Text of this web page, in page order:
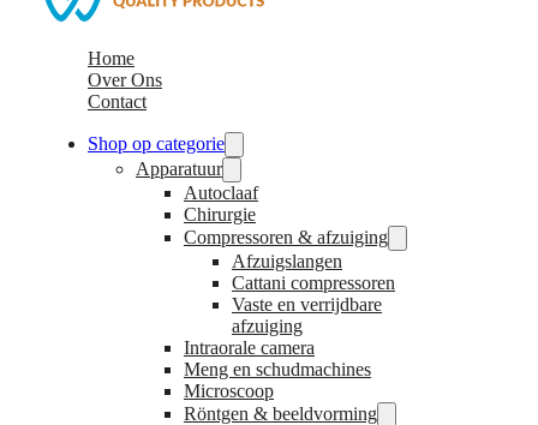
Home
Over Ons
Contact
Shop op categorie
Apparatuur
Autoclaaf
Chirurgie
Compressoren & afzuiging
Afzuigslangen
Cattani compressoren
Vaste en verrijdbare
afzuiging
Intraorale camera
Meng en schudmachines
Microscoop
Röntgen & beeldvorming